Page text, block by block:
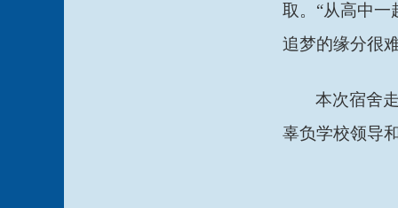
取。“从高中一
追梦的缘分很
本次宿舍
辜负学校领导